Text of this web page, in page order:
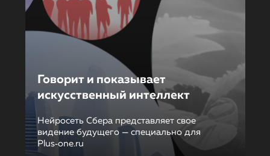
Говорит и показывает
искусственный интеллект
Нейросеть Сбера представляет свое
видение будущего — специально для
Plus‑one.ru